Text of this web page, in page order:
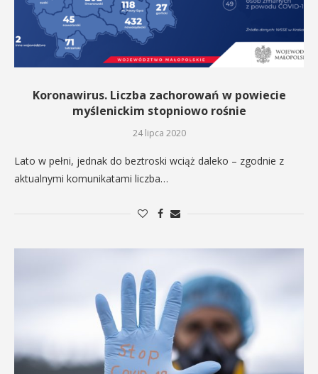
Koronawirus. Liczba zachorowań w powiecie
myślenickim stopniowo rośnie
24 lipca 2020
Lato w pełni, jednak do beztroski wciąż daleko – zgodnie z
aktualnymi komunikatami liczba…